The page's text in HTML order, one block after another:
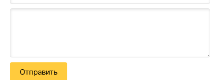
Отправить